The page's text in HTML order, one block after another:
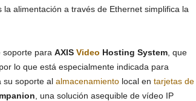
alimentación a través de Ethernet simplifica la
soporte para AXIS Video Hosting System, que
lo que está especialmente indicada para
su soporte al almacenamientolocal en tarjetas de
, una solución asequible de vídeo IP